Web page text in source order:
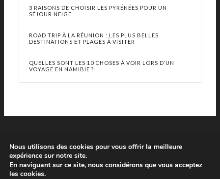
3 RAISONS DE CHOISIR LES PYRÉNÉES POUR UN
SÉJOUR NEIGE
ROAD TRIP À LA RÉUNION : LES PLUS BELLES
DESTINATIONS ET PLAGES À VISITER
QUELLES SONT LES 10 CHOSES À VOIR LORS D’UN
VOYAGE EN NAMIBIE ?
Nous utilisons des cookies pour vous offrir la meilleure
expérience sur notre site.
En naviguant sur ce site, nous considérons que vous acceptez
les cookies.